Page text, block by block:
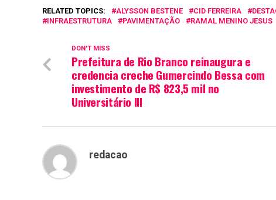
RELATED TOPICS: ALYSSON BESTENE CID FERREIRA
INFRAESTRUTURA
PAVIMENTAÇÃO RAMAL MENINO JESUS
DON'T MISS
Prefeitura de Rio Branco reinaugura e
credencia creche Gumercindo Bessa com
investimento de R$ 823,5 mil no
Universitário III
redacao